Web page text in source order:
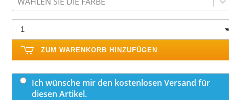
ZUM WARENKORB HINZUFÜGEN
Ich wünsche mir den kostenlosen Versand für
diesen Artikel.